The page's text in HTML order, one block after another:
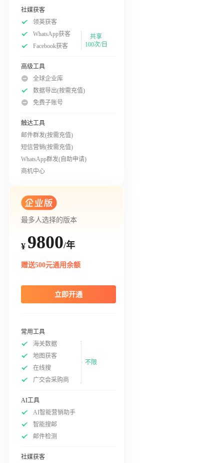
社媒获客
领英获客
WhatsApp获客
Facebook获客
共享
100次/日
高级工具
全球企业库
数据导出(按需充值)
免费子账号
触达工具
邮件群发(按需充值)
短信营销(按需充值)
WhatsApp群发(自助申请)
商机中心
最多人选择的版本
¥ 9800/年
赠送500元通用余额
立即开通
常用工具
海关数据
地图获客
在线搜
广交会采购商
不限
AI工具
AI智能营销助手
智能搜邮
邮件检测
社媒获客